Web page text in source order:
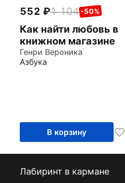
552 1 104 -50%
Как найти любовь в
книжном магазине
Генри Вероника
Азбука
В корзину
Лабиринт в кармане